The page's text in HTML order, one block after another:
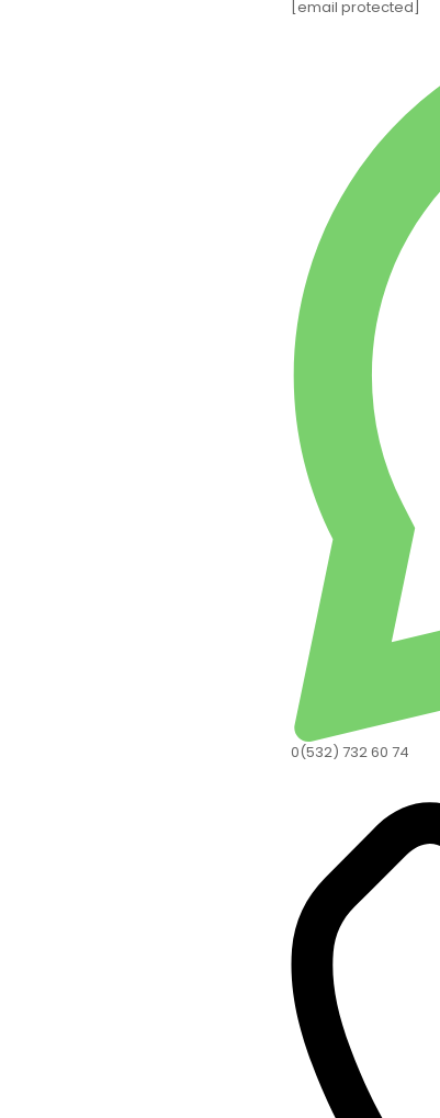
[email protected]
0(532) 732 60 74